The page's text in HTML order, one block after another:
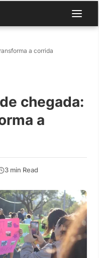
a corrida
chegada:
a
3 min Read